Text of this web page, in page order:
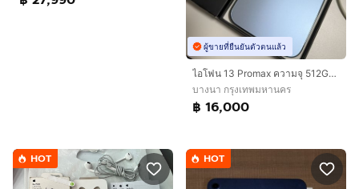
ผู้ขายที่ยืนยันตัวตนแล้ว
ไอโฟน 13 Promax ความจุ 512GB สีSierra Blue
บางนา กรุงเทพมหานคร
฿ 16,000
HOT HOT